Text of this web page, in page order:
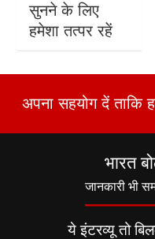
सुनने के लिए
हमेशा तत्पर रहें
अपना सहयोग दें
भारत
जानकारी भी
ये इंटरव्यू तो